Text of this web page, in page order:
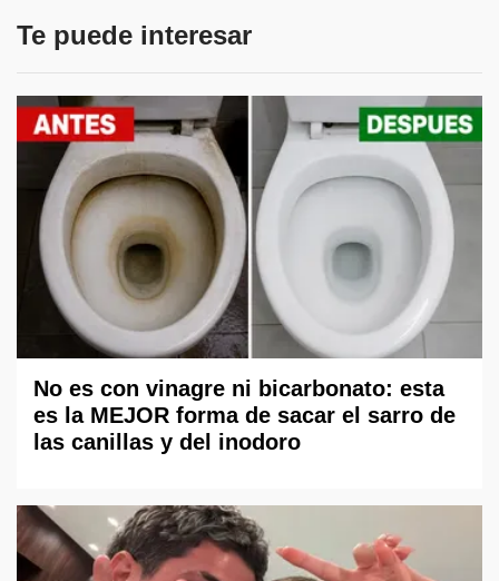
Te puede interesar
No es con vinagre ni bicarbonato: esta
es la MEJOR forma de sacar el sarro de
las canillas y del inodoro